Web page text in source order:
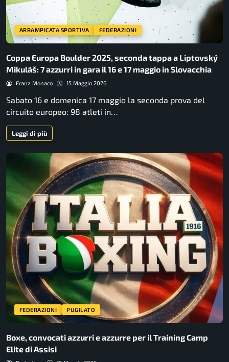
ARRAMPICATA SPORTIVA FEDERAZIONI
Coppa Europa Boulder 2025, seconda tappa a Liptovský
Mikuláš: 7 azzurri in gara il 16 e 17 maggio in Slovacchia
Franz Monaco 15 Maggio 2026
Sabato 16 e domenica 17 maggio la seconda prova del
circuito europeo: 98 atleti in…
Leggi di più
FEDERAZIONI PUGILATO
Boxe, convocati azzurri e azzurre per il Training Camp
Elite di Assisi